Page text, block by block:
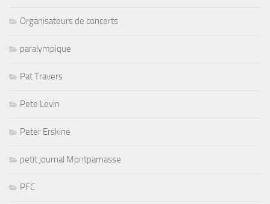
Organisateurs de concerts
paralympique
Pat Travers
Pete Levin
Peter Erskine
petit journal Montparnasse
PFC